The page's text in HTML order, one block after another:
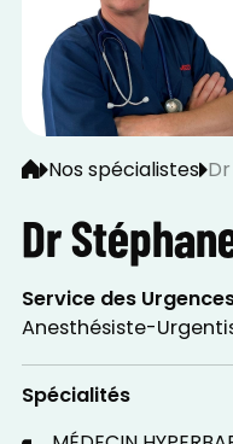
Nos spécialistes
Dr
Service des
Anesthésiste-
Spécialités